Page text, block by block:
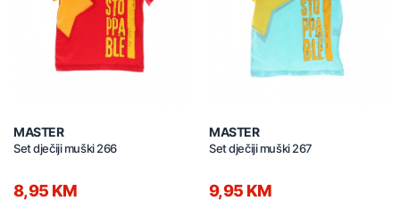
MASTER
Set dječiji muški 266
8,95 KM
MASTER
Set dječiji muški 267
9,95 KM